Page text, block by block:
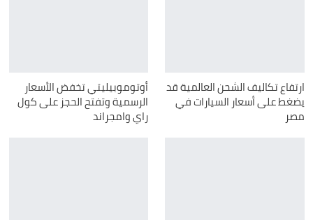
ارتفاع تكاليف الشحن العالمية قد
يضغط على أسعار السيارات في
مصر
أوتوموبيليتي تخفض الأسعار
الرسمية وتفتح الحجز على كول
راي وامجراند